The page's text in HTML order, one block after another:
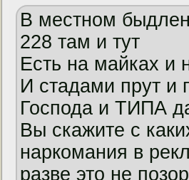
В местном
228 там и тут
Есть на майках и
И стадами прут и
Господа и ТИПА
Вы скажите с
наркомания в
разве это не